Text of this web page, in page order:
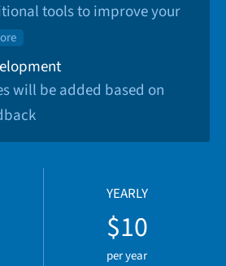
tools to improve your
will be added based on
YEARLY
$10
per year